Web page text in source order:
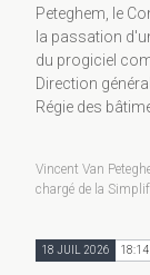
Peteghem, le
la passation
du progiciel
Direction
Régie des
Vincent Van
chargé de la
18 JUIL 2026 18:14